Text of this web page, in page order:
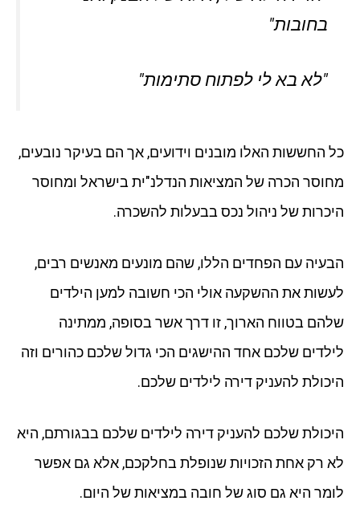
בחובות"
"לא בא לי לפתוח סתימות"
כל החששות האלו מובנים וידועים, אך הם בעיקר נובעים,
מחוסר הכרה של המציאות הנדלנ"ית בישראל ומחוסר
היכרות של ניהול נכס בבעלות להשכרה.
הבעיה עם הפחדים הללו, שהם מונעים מאנשים רבים,
לעשות את ההשקעה אולי הכי חשובה למען הילדים
שלהם בטווח הארוך, זו דרך אשר בסופה, ממתינה
לילדים שלכם אחד ההישגים הכי גדול שלכם כהורים וזה
היכולת להעניק דירה לילדים שלכם.
היכולת שלכם להעניק דירה לילדים שלכם בבגורתם, היא
לא רק אחת הזכויות שנופלת בחלקכם, אלא גם אפשר
לומר היא גם סוג של חובה במציאות של היום.